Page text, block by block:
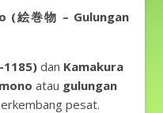
(絵巻物 – Gulungan
dan Kamakura
atau gulungan
pesat.